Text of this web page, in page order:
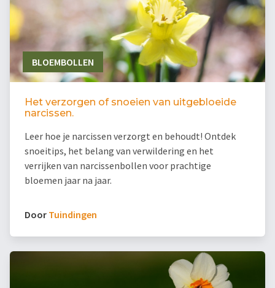
BLOEMBOLLEN
Het verzorgen of snoeien van uitgebloeide
narcissen.
Leer hoe je narcissen verzorgt en behoudt! Ontdek
snoeitips, het belang van verwildering en het
verrijken van narcissenbollen voor prachtige
bloemen jaar na jaar.
Door Tuindingen